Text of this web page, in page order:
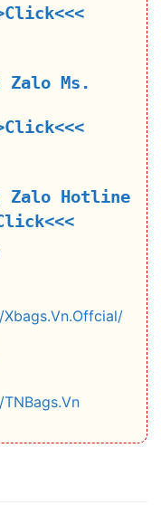
Zalo Ms.
Zalo Hotline